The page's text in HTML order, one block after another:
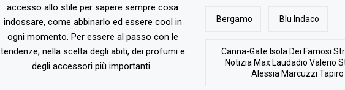
accesso allo stile per sapere sempre cosa
indossare, come abbinarlo ed essere cool in
ogni momento. Per essere al passo con le
tendenze, nella scelta degli abiti, dei profumi e
degli accessori più importanti..
Bergamo Blu Indaco
Canna-Gate Isola Dei Famosi
Notizia Max Laudadio Valerio
Alessia Marcuzzi Tapiro